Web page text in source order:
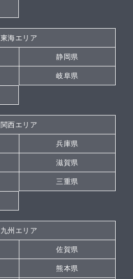
東海エリア
静岡県
岐阜県
関西エリア
兵庫県
滋賀県
三重県
九州エリア
佐賀県
熊本県